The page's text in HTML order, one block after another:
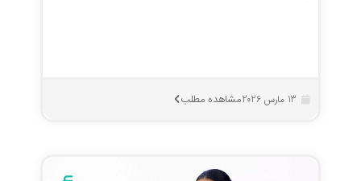
مشاهده مطلب